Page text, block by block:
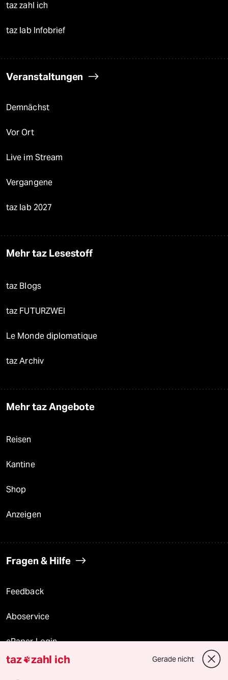
taz zahl ich
taz lab Infobrief
Veranstaltungen
Demnächst
Vor Ort
Live im Stream
Vergangene
taz lab 2027
Mehr taz Lesestoff
taz Blogs
taz FUTURZWEI
Le Monde diplomatique
taz Archiv
Mehr taz Angebote
Reisen
Kantine
Shop
Anzeigen
Fragen & Hilfe
Feedback
Aboservice
ePaper Login
Downloads für Abonnierende
taz zahl ich Gerade nicht